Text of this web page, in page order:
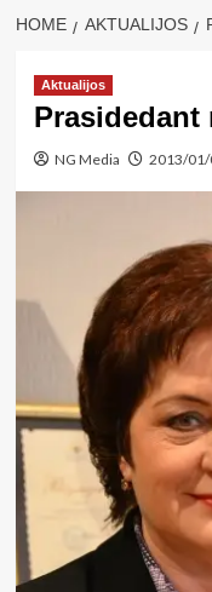
HOME AKTUALIJOS
Aktualijos
Prasidedant
NG Media 2013/01/